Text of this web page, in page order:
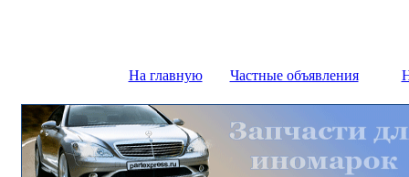
На главную Частные объявления